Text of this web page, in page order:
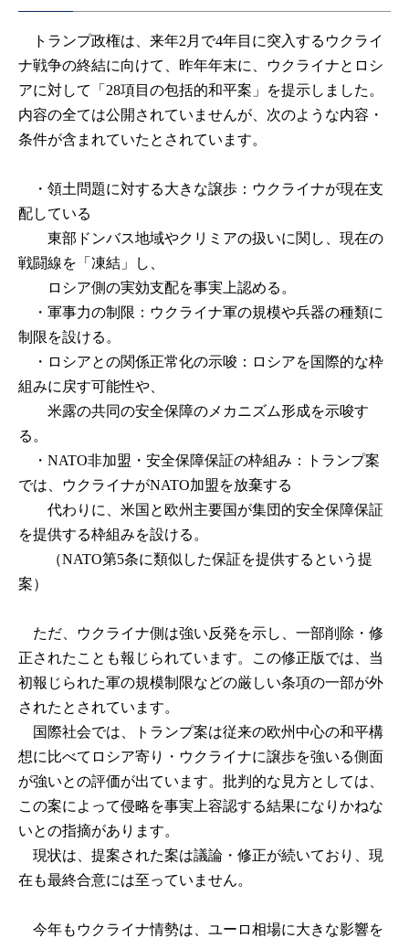
トランプ政権は、来年2月で4年目に突入するウクライ
ナ戦争の終結に向けて、昨年年末に、ウクライナとロシ
アに対して「28項目の包括的和平案」を提示しました。
内容の全ては公開されていませんが、次のような内容・
条件が含まれていたとされています。
・領土問題に対する大きな譲歩：ウクライナが現在支
配している
東部ドンバス地域やクリミアの扱いに関し、現在の
戦闘線を「凍結」し、
ロシア側の実効支配を事実上認める。
・軍事力の制限：ウクライナ軍の規模や兵器の種類に
制限を設ける。
・ロシアとの関係正常化の示唆：ロシアを国際的な枠
組みに戻す可能性や、
米露の共同の安全保障のメカニズム形成を示唆す
る。
・NATO非加盟・安全保障保証の枠組み：トランプ案
では、ウクライナがNATO加盟を放棄する
代わりに、米国と欧州主要国が集団的安全保障保証
を提供する枠組みを設ける。
（NATO第5条に類似した保証を提供するという提
案）
ただ、ウクライナ側は強い反発を示し、一部削除・修
正されたことも報じられています。この修正版では、当
初報じられた軍の規模制限などの厳しい条項の一部が外
されたとされています。
国際社会では、トランプ案は従来の欧州中心の和平構
想に比べてロシア寄り・ウクライナに譲歩を強いる側面
が強いとの評価が出ています。批判的な見方としては、
この案によって侵略を事実上容認する結果になりかねな
いとの指摘があります。
現状は、提案された案は議論・修正が続いており、現
在も最終合意には至っていません。
今年もウクライナ情勢は、ユーロ相場に大きな影響を